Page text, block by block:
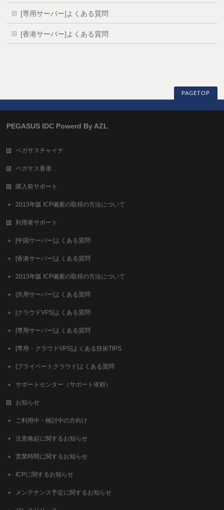
[専用サーバー]よくある質問
[香港サーバー]よくある質問
PAGETOP
PEGASUS IDC Powerd By AZL
ペガサスチャイナ
ペガサス香港
購入前サポート
2013年版 ICP備案の取得の方法について
利用者サポート
[中国サーバー]よくある質問
[香港サーバー]よくある質問
2013年版 ICP備案の取得の方法について
[共用サーバー]よくある質問
[クラウドVPS]よくある質問
[専用サーバー]よくある質問
[専用・クラウドVPS]よくある技術TIPS
[プライベートクラウド]よくある質問
サポートセンター（サポート依頼）
お知らせ
ご利用中・検討中の方向け
注意喚起に関するお知らせ
営業時間に関するお知らせ
ICPに関するお知らせ
メンテナンス予定に関するお知らせ